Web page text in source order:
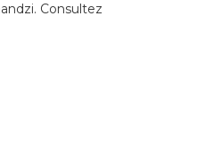
Consultez